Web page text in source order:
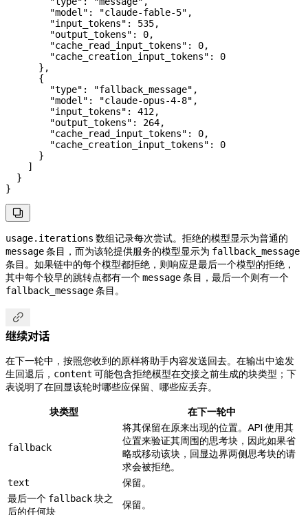
        "model"
: "claude-fable-5" ,
        "input_tokens"
: 535,
        "output_tokens"
: 0,
        "cache_read_input_tokens"
: 0,
        "cache_creation_input_tokens"
: 0
      },
      {
        "type"
: "fallback_message" ,
        "model"
: "claude-opus-4-8" ,
        "input_tokens"
: 412,
        "output_tokens"
: 264,
        "cache_read_input_tokens"
: 0,
        "cache_creation_input_tokens"
: 0
      }
    ]
  }
}

usage.iterations 数组记录每次尝试。拒绝的模型显示为普通的
message条目，而为该轮提供服务的模型显示为 fallback_message
条目。如果链中的每个模型都拒绝，则响应是最后一个模型的拒绝，
其中每个较早的跳转点都有一个message条目，最后一个则有一个
fallback_message条目。

继续对话
在下一轮中，按照您收到的原样将助手内容发送回去。在输出中途发
生回退后， content 可能包含拒绝模型在交接之前生成的块类型；下
表说明了在回显该轮时哪些应保留、哪些应丢弃。
块类型
在下一轮中
fallback
将其保留在原来出现的位置。API 使用其
位置来验证其周围的思考块，因此如果省
略或移动该块，回显边界两侧思考块的请
求会被拒绝。
text
保留。
最后一个 fallback块之
后的任何块
保留。